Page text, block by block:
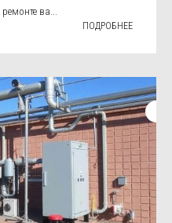
ва...
ПОДРОБНЕЕ